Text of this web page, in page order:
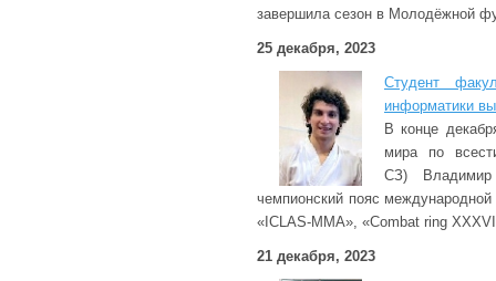
завершила сезон в Молодёжной
25 декабря, 2023
Студент
информатики
В конце
мира по
СЗ)
чемпионский пояс международной
«ICLAS-MMA», «Combat ring
21 декабря, 2023